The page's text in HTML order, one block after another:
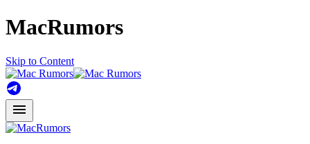
MacRumors
Skip to Content